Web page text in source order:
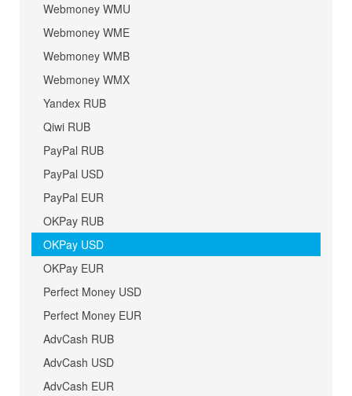
Webmoney WMU
Webmoney WME
Webmoney WMB
Webmoney WMX
Yandex RUB
Qiwi RUB
PayPal RUB
PayPal USD
PayPal EUR
OKPay RUB
OKPay USD
OKPay EUR
Perfect Money USD
Perfect Money EUR
AdvCash RUB
AdvCash USD
AdvCash EUR